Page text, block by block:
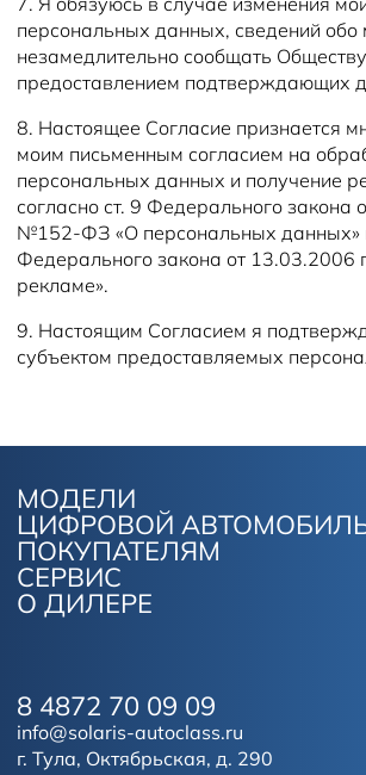
персональных данных, сведений обо
незамедлительно сообщать
предоставлением подтверждающих
8. Настоящее Согласие признается
моим письменным согласием на
персональных данных и получение
согласно ст. 9 Федерального закона
№152-ФЗ «О персональных данных»
Федерального закона от
рекламе».
9. Настоящим Согласием я
субъектом предоставляемых
МОДЕЛИ
ЦИФРОВОЙ
ПОКУПАТЕЛЯМ
СЕРВИС
О ДИЛЕРЕ
г. Тула, Октябрьская, д. 290
8 4872 70 09 09
info@solaris-autoclass.ru